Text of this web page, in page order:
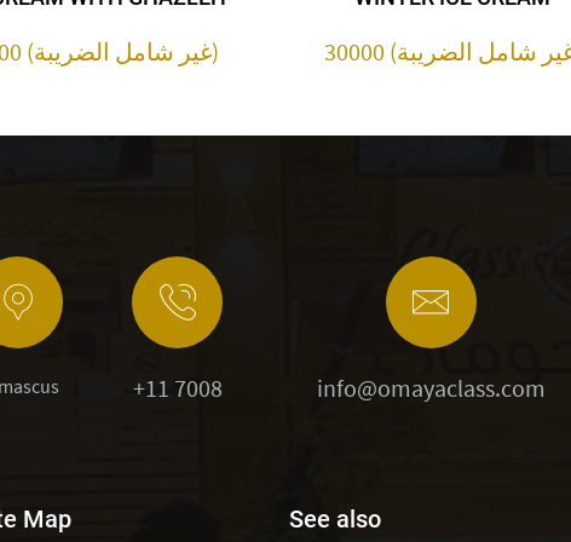
30000 (غير شامل الضريبة)
+11 7008 info@omayaclass.com
Map See also